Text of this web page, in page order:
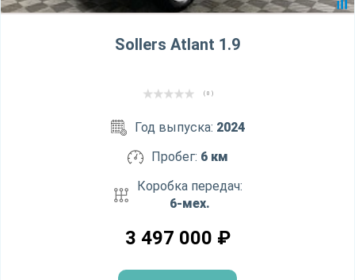
Sollers Atlant 1.9
( 0 )
Год выпуска: 2024
Пробег: 6 км
Коробка передач:
6-мех.
3 497 000 ₽